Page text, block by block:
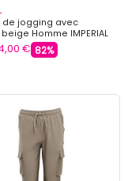
de jogging avec
Homme IMPERIAL
€ 82%